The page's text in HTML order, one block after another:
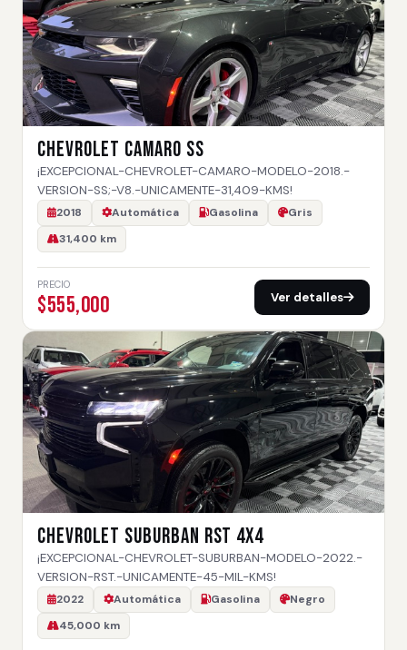
CHEVROLET CAMARO SS
¡EXCEPCIONAL-CHEVROLET-CAMARO-MODELO-2018.-
VERSION-SS;-V8.-UNICAMENTE-31,409-KMS!
2018 Automática Gasolina
Gris
31,400 km
PRECIO
$555,000 Ver detalles
CHEVROLET SUBURBAN RST 4X4
¡EXCEPCIONAL-CHEVROLET-SUBURBAN-MODELO-2022.-
VERSION-RST.-UNICAMENTE-45-MIL-KMS!
2022 Automática Gasolina
Negro
45,000 km